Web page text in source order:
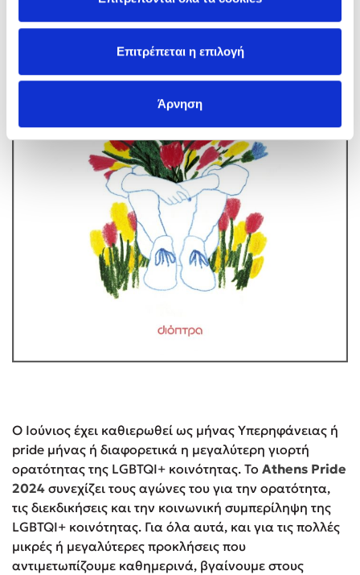
Επιτρέπεται η επιλογή
Άρνηση
Ο Ιούνιος έχει καθιερωθεί ως μήνας Υπερηφάνειας ή
pride μήνας ή διαφορετικά η μεγαλύτερη γιορτή
ορατότητας της LGBTQI+ κοινότητας. Το Athens Pride
2024 συνεχίζει τους αγώνες του για την ορατότητα,
τις διεκδικήσεις και την κοινωνική συμπερίληψη της
LGBTQI+ κοινότητας. Για όλα αυτά, και για τις πολλές
μικρές ή μεγαλύτερες προκλήσεις που
αντιμετωπίζουμε καθημερινά, βγαίνουμε στους